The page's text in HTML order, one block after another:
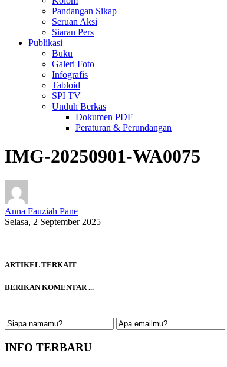
Pandangan Sikap
Seruan Aksi
Siaran Pers
Publikasi
Buku
Galeri Foto
Infografis
Tabloid
SPI TV
Unduh Berkas
Dokumen PDF
Peraturan & Perundangan
IMG-20250901-WA0075
Anna Fauziah Pane
Selasa, 2 September 2025
ARTIKEL TERKAIT
BERIKAN KOMENTAR ...
INFO TERBARU